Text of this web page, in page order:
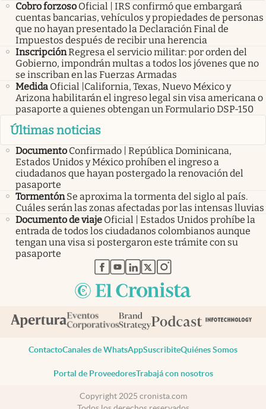
Cobro forzoso Oficial | IRS confirmó que embargará
cuentas bancarias, vehículos y propiedades de personas
que no hayan presentado la Declaración Final de
Impuestos después de recibir una herencia
InscripciónRegresa el servicio militar: por orden del
Gobierno, impondrán multas a todos los jóvenes que no
se inscriban en las Fuerzas Armadas
Medida Oficial |California, Texas, Nuevo México y
Arizona habilitarán el ingreso legal sin visa americana o
pasaporte a quienes obtengan un Formulario DSP-150
Últimas noticias
Documento Confirmado | República Dominicana,
Estados Unidos y México prohíben el ingreso a
ciudadanos que hayan postergado la renovación del
pasaporte
Tormentón Se aproxima la tormenta del siglo al país.
Cuáles serán las zonas afectadas por las intensas lluvias
Documento de viaje Oficial | Estados Unidos prohíbe la
entrada de todos los ciudadanos colombianos aunque
tengan una visa si postergaron este trámite con su
pasaporte
abre en nueva pestaña
abre en nueva pestaña
abre en nueva pestaña
abre en nueva pestaña
abre en nueva pestaña
ContactoCanales de WhatsAppSuscribiteQuiénes Somos
Portal de ProveedoresTrabajá con nosotros
Copyright 2025 cronista.com